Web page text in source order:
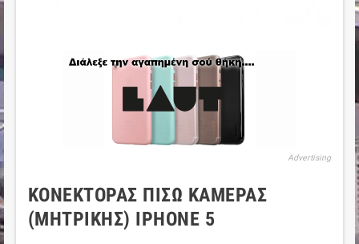
Advertising
ΚΟΝΈΚΤΟΡΑΣ ΠΊΣΩ ΚΆΜΕΡΑΣ
(ΜΗΤΡΙΚΉΣ) IPHONE 5